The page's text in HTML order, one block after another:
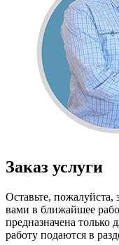
Заказ услуги
Оставьте,
вами в ближайшее
предназначена только
работу подаются в